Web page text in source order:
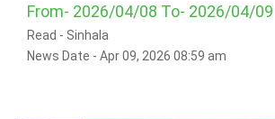
From- 2026/04/08 To- 2026/04/09
Read - Sinhala
News Date - Apr 09, 2026 08:59 am